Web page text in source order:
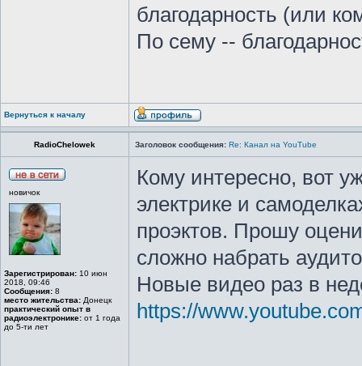
благодарность (или
По сему --
Вернуться к началу
RadioChelowek Заголовок сообщения: Re: Канал на YouTube
новичок
Зарегистрирован: 10 июн
2018, 09:46
Сообщения: 8
место жительства: Донецк
практический опыт в
радиоэлектронике: от 1 года
до 5-ти лет
Кому интересно, вот
электрике и
проэктов. Прошу
сложно набрать
Новые видео раз в
https://